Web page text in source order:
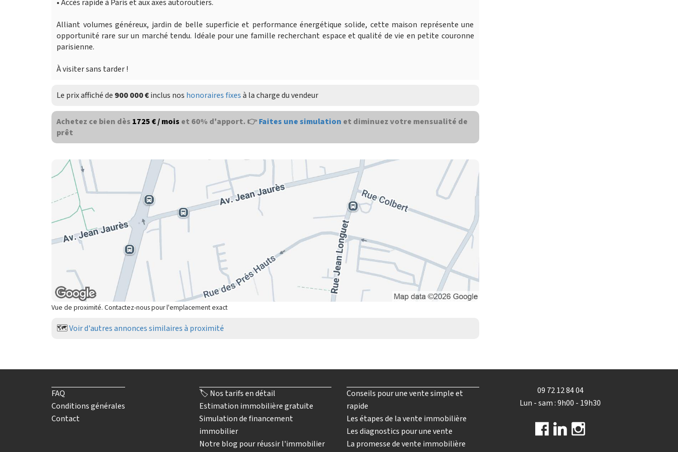
• Accès rapide à Paris et aux axes autoroutiers.
Alliant volumes généreux, jardin de belle superficie et performance énergétique solide, cette maison représente une
opportunité rare sur un marché tendu. Idéale pour une famille recherchant espace et qualité de vie en petite couronne
parisienne.
À visiter sans tarder !
Le prix affiché de 900 000 €inclus nos honoraires fixesà la charge du vendeur
Achetez ce bien dès 1725 € / mois et 60% d'apport. 👉Faites une simulation et diminuez votre mensualité de
prêt
Vue de proximité. Contactez-nous pour l'emplacement exact
🗺️Voir d'autres annonces similaires à proximité
FAQ
Conditions générales
Contact
🏷️ Nos tarifs en détail
Estimation immobilière gratuite
Simulation de financement
immobilier
Notre blog pour réussir l'immobilier
Conseils pour une vente simple et
rapide
Les étapes de la vente immobilière
Les diagnostics pour une vente
La promesse de vente immobilière
09 72 12 84 04
Lun - sam : 9h00 - 19h30